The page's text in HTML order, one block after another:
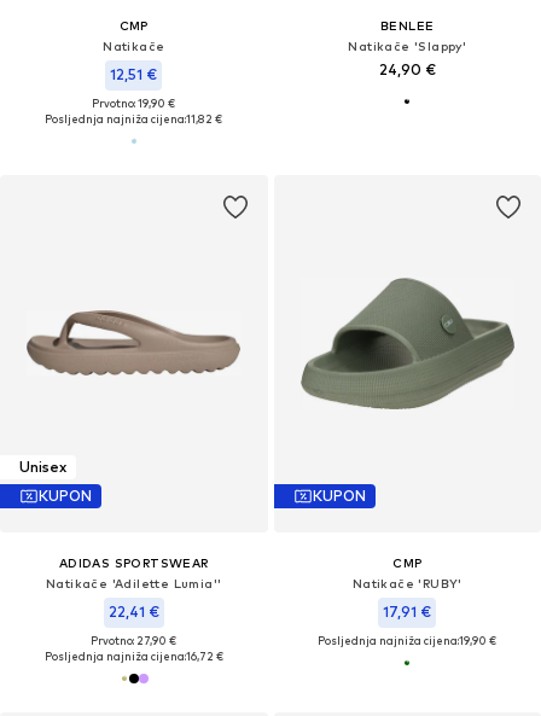
CMP
Natikače
12,51 €
Prvotno: 19,90 €
Posljednja najniža cijena:11,82 €
BENLEE
Natikače 'Slappy'
24,90 €
Unisex
KUPON
ADIDAS SPORTSWEAR
Natikače 'Adilette Lumia''
22,41 €
Prvotno: 27,90 €
Posljednja najniža cijena:16,72 €
KUPON
CMP
Natikače 'RUBY'
17,91 €
Posljednja najniža cijena:19,90 €